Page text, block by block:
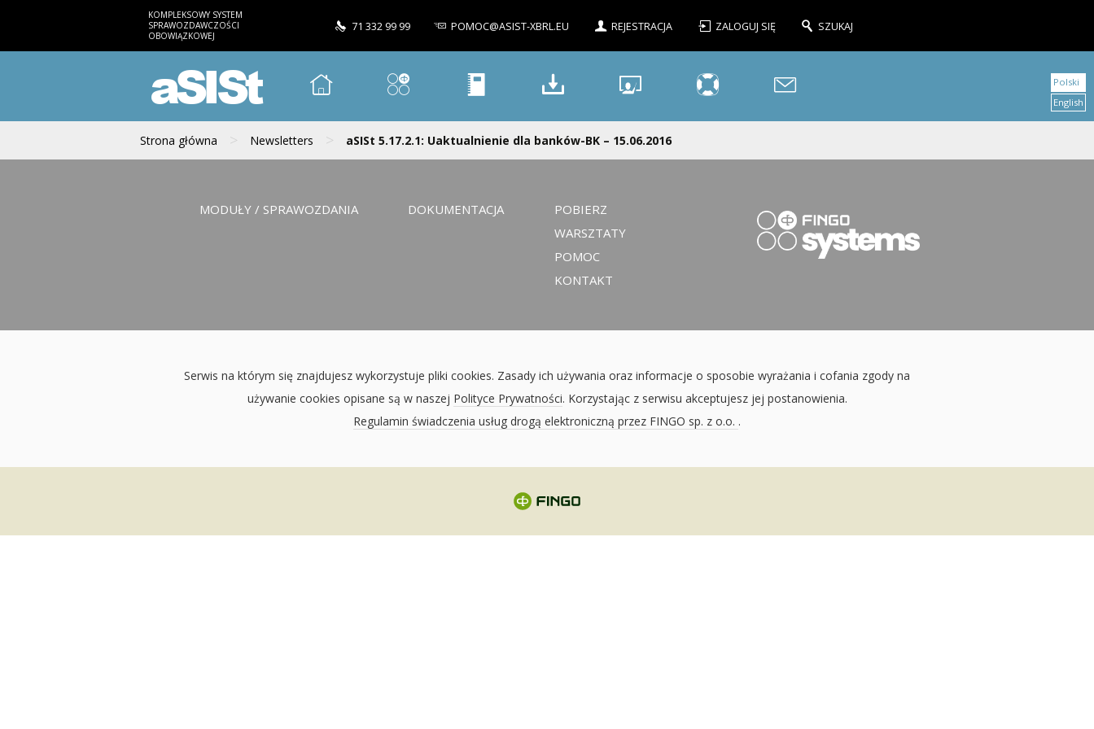
KOMPLEKSOWY SYSTEM
SPRAWOZDAWCZOŚCI
OBOWIĄZKOWEJ
71 332 99 99 POMOC@ASIST-XBRL.EU REJESTRACJA ZALOGUJ SIĘ SZUKAJ
aSISt
Strona główna > Newsletters > aSISt 5.17.2.1: Uaktualnienie dla banków-BK – 15.06.2016
Polski
English
MODUŁY / SPRAWOZDANIA DOKUMENTACJA
POBIERZ
WARSZTATY
POMOC
KONTAKT
Serwis na którym się znajdujesz wykorzystuje pliki cookies. Zasady ich używania oraz informacje o sposobie wyrażania i cofania zgody na
używanie cookies opisane są w naszej Polityce Prywatności. Korzystając z serwisu akceptujesz jej postanowienia.
Regulamin świadczenia usług drogą elektroniczną przez FINGO sp. z o.o. .